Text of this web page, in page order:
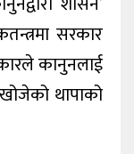
सरकार
कानुनलाई
खोजेको थापाको